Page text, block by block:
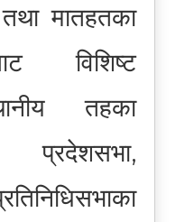
मातहतका
विशिष्ट
तहका
प्रदेशसभा,